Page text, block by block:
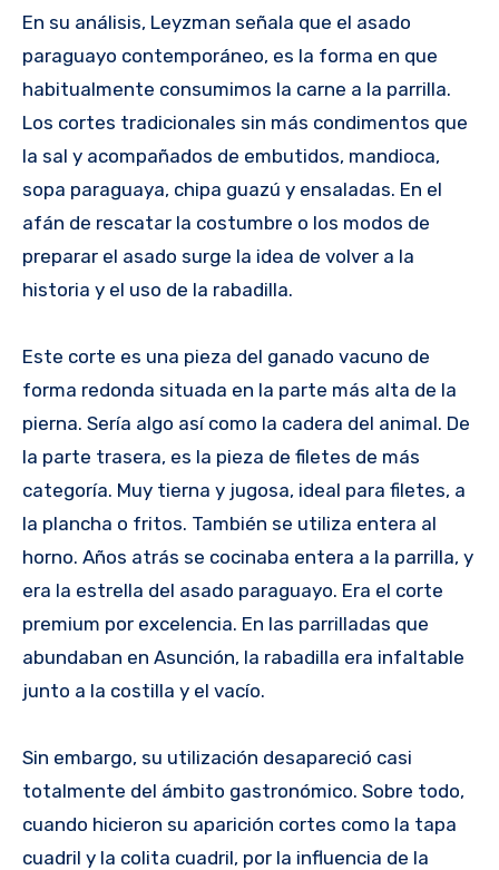
En su análisis, Leyzman señala que el asado
paraguayo contemporáneo, es la forma en que
habitualmente consumimos la carne a la parrilla.
Los cortes tradicionales sin más condimentos que
la sal y acompañados de embutidos, mandioca,
sopa paraguaya, chipa guazú y ensaladas. En el
afán de rescatar la costumbre o los modos de
preparar el asado surge la idea de volver a la
historia y el uso de la rabadilla.
Este corte es una pieza del ganado vacuno de
forma redonda situada en la parte más alta de la
pierna. Sería algo así como la cadera del animal. De
la parte trasera, es la pieza de filetes de más
categoría. Muy tierna y jugosa, ideal para filetes, a
la plancha o fritos. También se utiliza entera al
horno. Años atrás se cocinaba entera a la parrilla, y
era la estrella del asado paraguayo. Era el corte
premium por excelencia. En las parrilladas que
abundaban en Asunción, la rabadilla era infaltable
junto a la costilla y el vacío.
Sin embargo, su utilización desapareció casi
totalmente del ámbito gastronómico. Sobre todo,
cuando hicieron su aparición cortes como la tapa
cuadril y la colita cuadril, por la influencia de la